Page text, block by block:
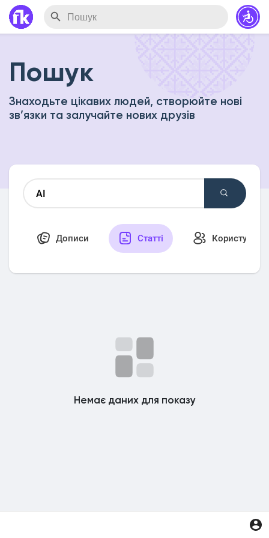
Пошук
Знаходьте цікавих людей, створюйте нові
зв’язки та залучайте нових друзів
Дописи Статті Користувачі
Немає даних для показу